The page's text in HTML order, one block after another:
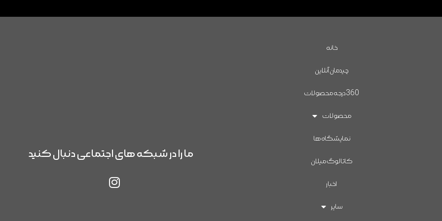
خانه
چیدمان آنلاین
360درجه محصولات
محصولات
نمایشگاه ها
کاتالوگ میلان
اخبار
سایر
ما را در شبکه های اجتماعی دنبال کنید